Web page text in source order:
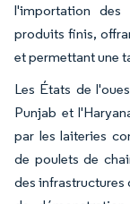
l'importation des
produits finis,
et permettant une
Les États de
Punjab et
par les laiteries
de poulets de
des infrastructures